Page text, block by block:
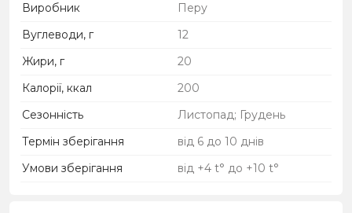
Виробник
Перу
Вуглеводи, г
12
Жири, г
20
Калорії, ккал
200
Сезонність
Листопад; Грудень
Термін зберігання
від 6 до 10 днів
Умови зберігання
від +4 t° до +10 t°